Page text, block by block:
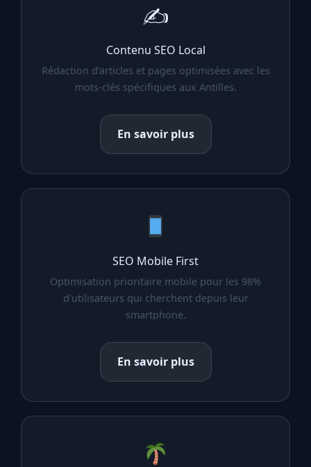
✍️
Contenu SEO Local
Rédaction d'articles et pages optimisées avec les
mots-clés spécifiques aux Antilles.
En savoir plus
SEO Mobile First
Optimisation prioritaire mobile pour les 98%
d'utilisateurs qui cherchent depuis leur
smartphone.
En savoir plus